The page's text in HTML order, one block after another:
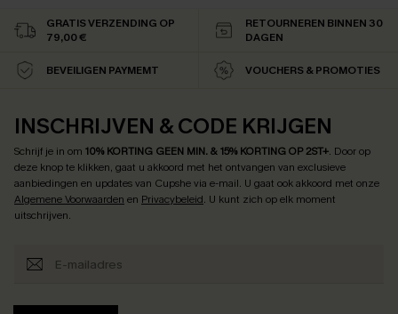
GRATIS VERZENDING OP
79,00 €
RETOURNEREN BINNEN 30
DAGEN
BEVEILIGEN PAYMEMT VOUCHERS & PROMOTIES
INSCHRIJVEN & CODE KRIJGEN
Schrijf je in om 10% KORTING GEEN MIN. & 15% KORTING OP 2ST+. Door op
deze knop te klikken, gaat u akkoord met het ontvangen van exclusieve
aanbiedingen en updates van Cupshe via e-mail. U gaat ook akkoord met onze
Algemene Voorwaarden en Privacybeleid. U kunt zich op elk moment
uitschrijven.